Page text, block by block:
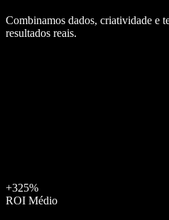
Combinamos dados, criatividade e
resultados reais.
+325%
ROI Médio